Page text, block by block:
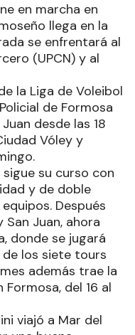
en marcha en
llega en la
se enfrentará al
(UPCN) y al
la Liga de Voleibol
de Formosa
desde las 18
Vóley y
su curso con
y de doble
Después
Juan, ahora
donde se jugará
los siete tours
además trae la
Formosa, del 16 al
viajó a Mar del